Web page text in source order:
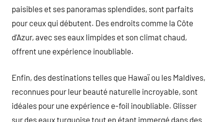
paisibles et ses panoramas splendides, sont parfaits
pour ceux qui débutent. Des endroits comme la Côte
d’Azur, avec ses eaux limpides et son climat chaud,
offrent une expérience inoubliable.
Enfin, des destinations telles que Hawaï ou les Maldives,
reconnues pour leur beauté naturelle incroyable, sont
idéales pour une expérience e-foil inoubliable. Glisser
sur des eaux turquoise tout en étant immergé dans des